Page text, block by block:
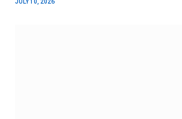
JULY 10, 2026